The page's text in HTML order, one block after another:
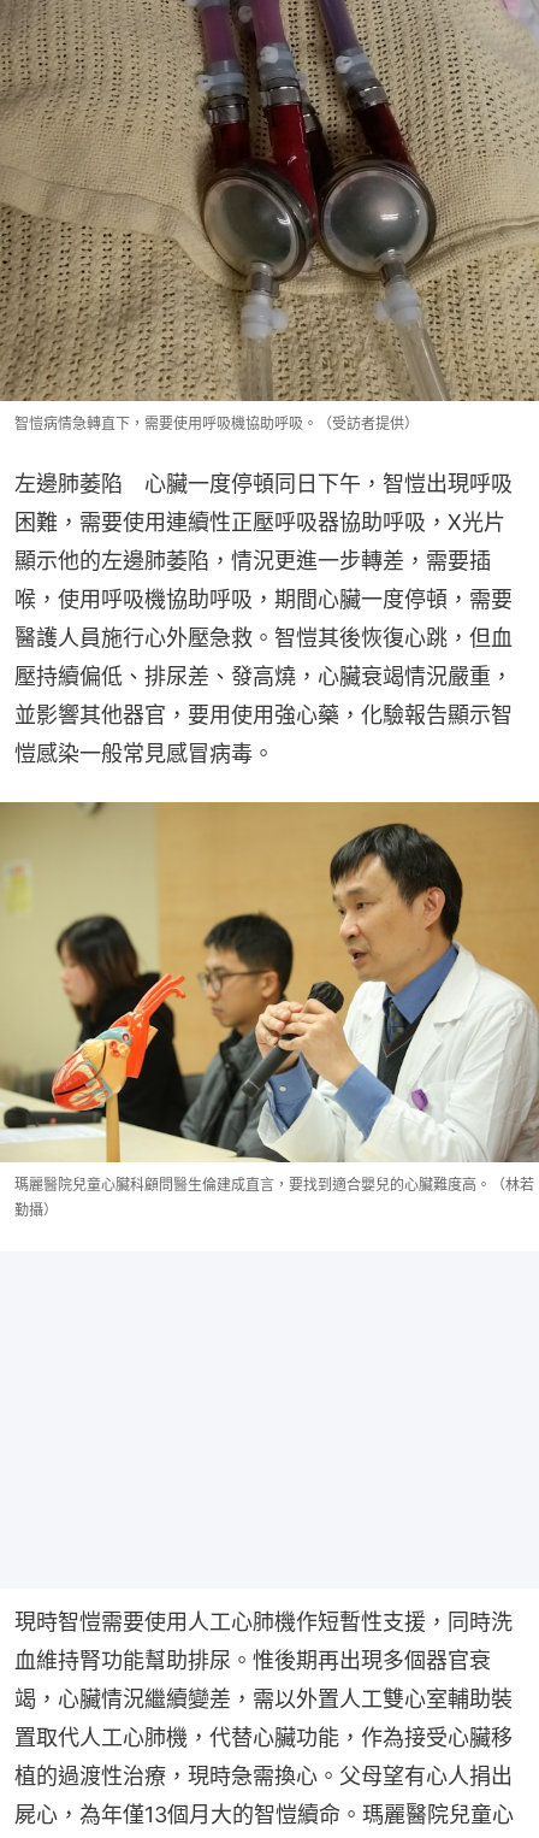
智愷病情急轉直下，需要使用呼吸機協助呼吸。（受訪者提供）
左邊肺萎陷​　心臟一度停頓同日下午，智愷出現呼吸
困難，需要使用連續性正壓呼吸器協助呼吸，X光片
顯示他的左邊肺萎陷，情況更進一步轉差，需要插
喉，使用呼吸機協助呼吸，期間心臟一度停頓，需要
醫護人員施行心外壓急救。智愷其後恢復心跳，但血
壓持續偏低、排尿差、發高燒，心臟衰竭情況嚴重，
並影響其他器官，要用使用強心藥，化驗報告顯示智
愷感染一般常見感冒病毒。
瑪麗醫院兒童心臟科顧問醫生倫建成直言，要找到適合嬰兒的心臟難度高。（林若
勤攝）
現時智愷需要使用人工心肺機作短暫性支援，同時洗
血維持腎功能幫助排尿。惟後期再出現多個器官衰
竭，心臟情況繼續變差，需以外置人工雙心室輔助裝
置取代人工心肺機，代替心臟功能，作為接受心臟移
植的過渡性治療，現時急需換心。父母望有心人捐出
屍心，為年僅13個月大的智愷續命。瑪麗醫院兒童心